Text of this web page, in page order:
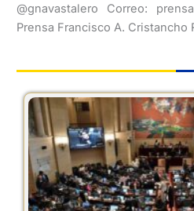
@gnavastalero Correo:
Prensa Francisco A. Cristancho